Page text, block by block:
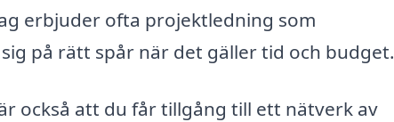
erbjuder ofta projektledning som
på rätt spår när det gäller tid och budget.
också att du får tillgång till ett nätverk av